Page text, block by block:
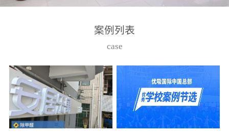
高技能的团队。汇聚了众
取得了多项产品技术专利
和多项国家版权局著作
权，获得高新技术企业称
号。生产优势自主生产自
给自足，优吸公司于2015
案例列表
case